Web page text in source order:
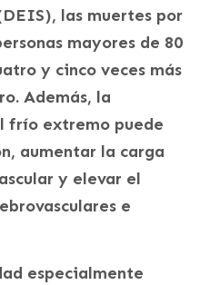
las muertes por
mayores de 80
y cinco veces más
Además, la
frío extremo puede
aumentar la carga
y elevar el
e
especialmente